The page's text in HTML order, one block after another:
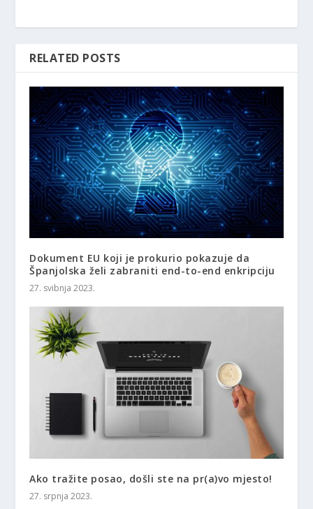
RELATED POSTS
Dokument EU koji je prokurio pokazuje da
Španjolska želi zabraniti end-to-end enkripciju
27. svibnja 2023.
Ako tražite posao, došli ste na pr(a)vo mjesto!
27. srpnja 2023.